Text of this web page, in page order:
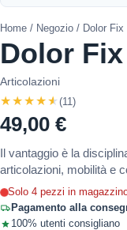
Home / Negozio / Dolor Fix
Dolor Fix
Articolazioni
★★★★★ (11)
49,00 €
Il vantaggio è la
articolazioni, mobilità e
Solo 4 pezzi in
Pagamento alla
100% utenti consigliano